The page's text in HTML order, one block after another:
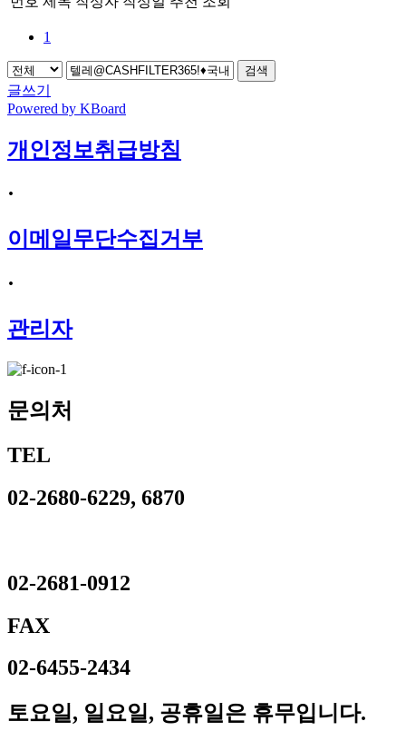
1
검색
글쓰기
Powered by KBoard
개인정보취급방침
·
이메일무단수집거부
·
관리자
문의처
TEL
02-2680-6229, 6870
02-2681-0912
FAX
02-6455-2434
토요일, 일요일, 공휴일은 휴무입니다.